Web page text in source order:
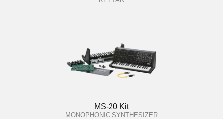
MS-20 Kit
MONOPHONIC SYNTHESIZER